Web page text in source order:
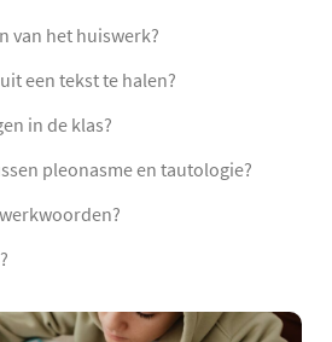
van het huiswerk?
een tekst te halen?
in de klas?
pleonasme en tautologie?